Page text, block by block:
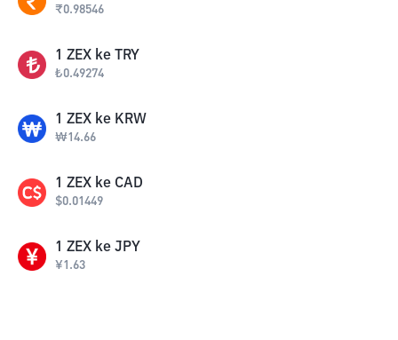
₹0.98546
1 ZEX ke TRY
₺0.49274
1 ZEX ke KRW
₩14.66
1 ZEX ke CAD
$0.01449
1 ZEX ke JPY
¥1.63